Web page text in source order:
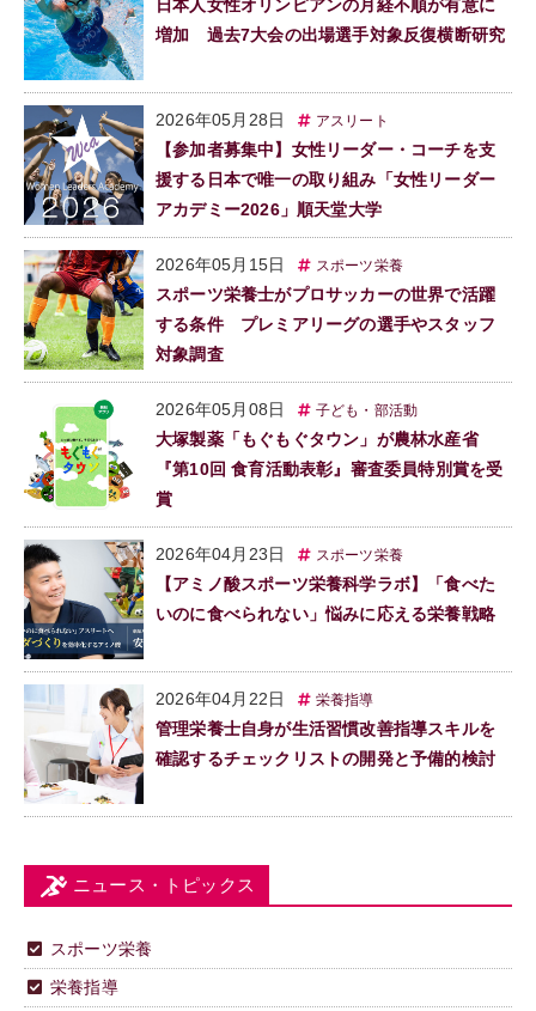
日本人女性オリンピアンの月経不順が有意に
増加 過去7大会の出場選手対象反復横断研究
2026年05月28日 アスリート
【参加者募集中】女性リーダー・コーチを支
援する日本で唯一の取り組み「女性リーダー
アカデミー2026」順天堂大学
2026年05月15日 スポーツ栄養
スポーツ栄養士がプロサッカーの世界で活躍
する条件 プレミアリーグの選手やスタッフ
対象調査
2026年05月08日 子ども・部活動
大塚製薬「もぐもぐタウン」が農林水産省
『第10回 食育活動表彰』審査委員特別賞を受
賞
2026年04月23日 スポーツ栄養
【アミノ酸スポーツ栄養科学ラボ】「食べた
いのに食べられない」悩みに応える栄養戦略
2026年04月22日 栄養指導
管理栄養士自身が生活習慣改善指導スキルを
確認するチェックリストの開発と予備的検討
ニュース・トピックス
スポーツ栄養
栄養指導